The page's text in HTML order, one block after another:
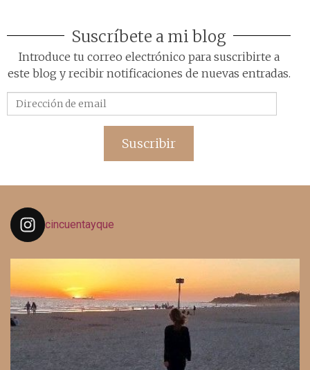
Suscríbete a mi blog
Introduce tu correo electrónico para suscribirte a
este blog y recibir notificaciones de nuevas entradas.
de
Suscribir
cincuentayque